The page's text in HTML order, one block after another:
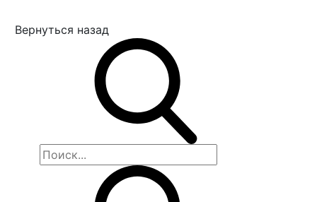
Вернуться назад